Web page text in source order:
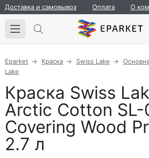
Доставка и самовывоз Оплата О
Eparket Краска Swiss Lake
Lake
Краска Swiss
Arctic Cotton
Covering Wood
2.7 л